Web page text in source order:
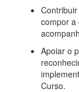
compor a
Apoiar o
Curso.